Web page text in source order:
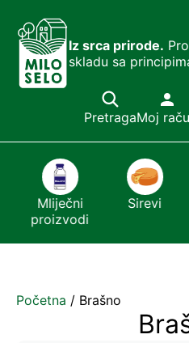
Iz srca prirode.
skladu sa
PretragaMoj
Mliječni
proizvodi
Sirevi
Početna / Brašno